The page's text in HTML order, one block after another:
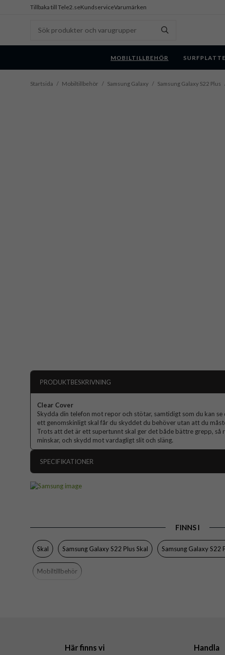
Tillbaka till Tele2.seKundserviceVarumärken
MOBILTILLBEHÖR
Startsida / Mobiltillbehör / Samsung Galaxy / Samsung Galaxy S22 Plus
PRODUKTBESKRIVNING
Clear Cover
Skydda din telefon mot repor och stötar, samtidigt som du kan se
ett genomskinligt skal får du skyddet du behöver utan att du
Trots att det är ett supertunnt skal ger det både bättre grepp, så
minskar, och skydd mot vardagligt slit och släng.
SPECIFIKATIONER
Egenskaper
Färg
Material
Varumärke
FINNS I
Skal Samsung Galaxy S22 Plus Skal Samsung Galaxy S22
Mobiltillbehör
Här finns vi Handla